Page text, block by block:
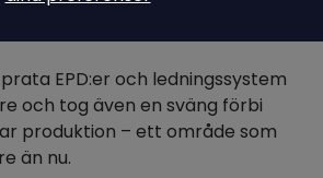
EPD:er och ledningssystem
och tog även en sväng förbi
produktion – ett område som
än nu.